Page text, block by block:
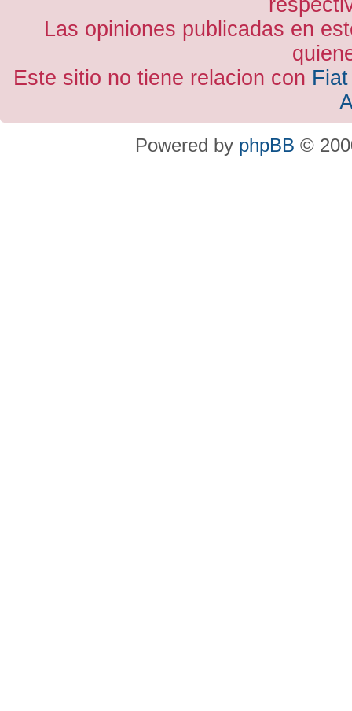
Las opiniones publicadas en
Este sitio no tiene relacion con
Powered by phpBB ©